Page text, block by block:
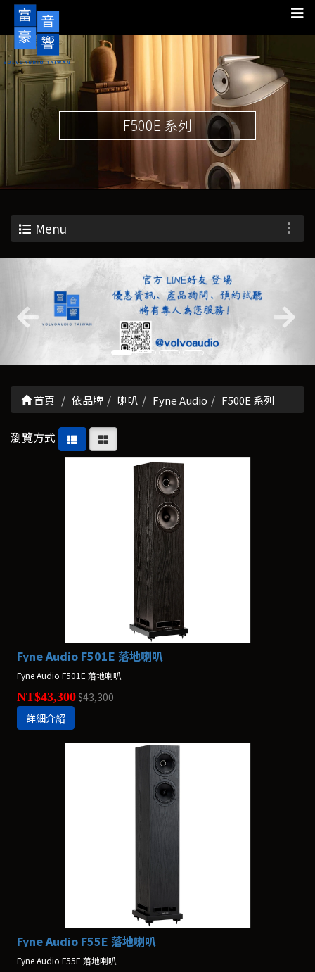
F500E 系列
Menu
首頁 依品牌 喇叭 Fyne Audio F500E 系列
瀏覽方式
Fyne Audio F501E 落地喇叭
Fyne Audio F501E 落地喇叭
NT$43,300$43,300
詳細介紹
Fyne Audio F55E 落地喇叭
Fyne Audio F55E 落地喇叭